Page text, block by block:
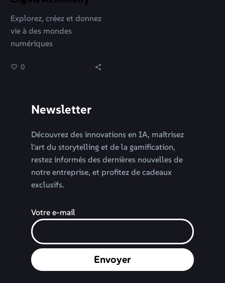
Explorez, créez et donnez
vie à des mondes
numériques
Unreal Engine 5.
0
Newsletter
Découvrez des innovations en IA, maîtrisez
l'art du storytelling et de la gamification,
restez informés des dernières nouvelles de
notre entreprise, et profitez de cadeaux
exclusifs.
Votre e-mail
Envoyer